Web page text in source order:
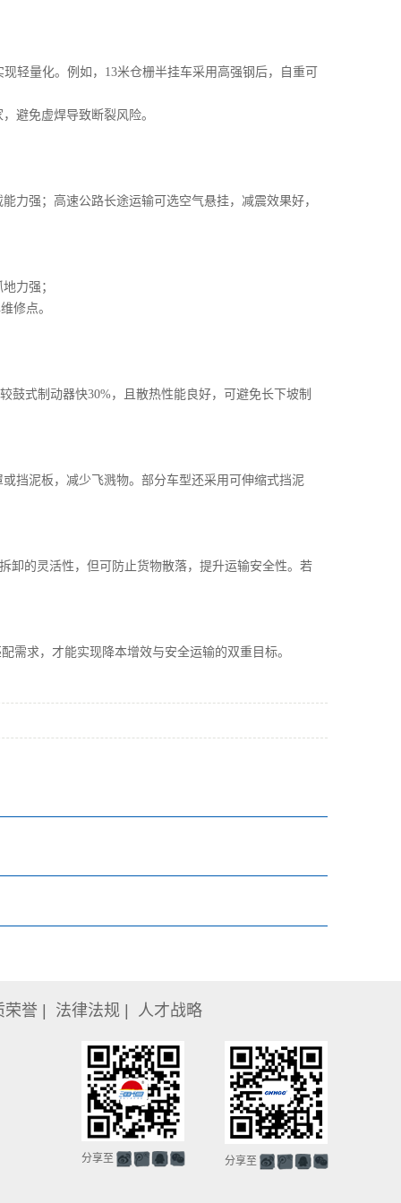
轻量化。例如，13米仓栅半挂车采用高强钢后，自重可
避免虚焊导致断裂风险。
力强；高速公路长途运输可选空气悬挂，减震效果好，
力强；
修点。
鼓式制动器快30%，且散热性能良好，可避免长下坡制
挡泥板，减少飞溅物。部分车型还采用可伸缩式挡泥
卸的灵活性，但可防止货物散落，提升运输安全性。若
求，才能实现降本增效与安全运输的双重目标。
荣誉 法律法规 人才战略
分享至
分享至